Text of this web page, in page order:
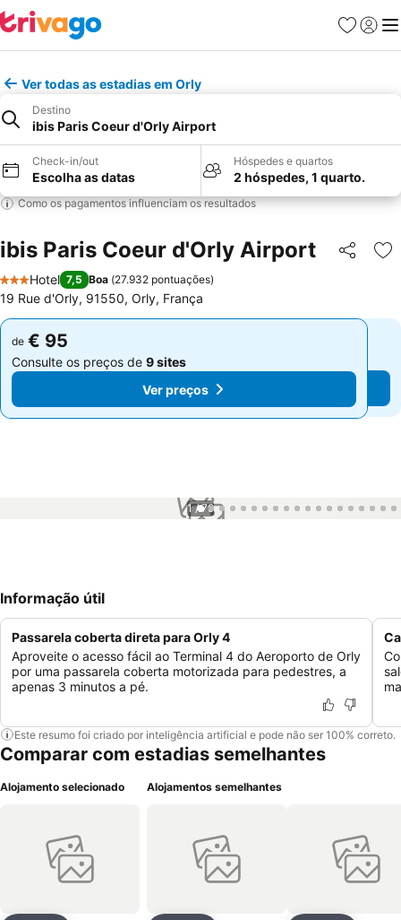
Favoritos
Iniciar
Ver todas as estadias em Orly
Destino
ibis Paris Coeur d'Orly Airport
Check-in/out
Escolha as datas
Hóspedes e quartos
2 hóspedes, 1 quarto.
Como os pagamentos influenciam os resultados
ibis Paris Coeur d'Orly Airport Partilhar
3 Estrelas
Hotel 7,5 Boa (27.932 pontuações)
19 Rue d'Orly, 91550, Orly, França
de € 95
Consulte os preços de 9 sites
Ver preços
de € 95
Consulte os preços de 9 sites
Ver preços
1 / 79
Informação útil
Passarela coberta direta para Orly 4
Aproveite o acesso fácil ao Terminal 4 do Aeroporto de Orly
por uma passarela coberta motorizada para pedestres, a
apenas 3 minutos a pé.
Este resumo foi criado por inteligência artificial e pode não ser 100% correto.
Comparar com estadias semelhantes
Alojamento selecionado Alojamentos semelhantes